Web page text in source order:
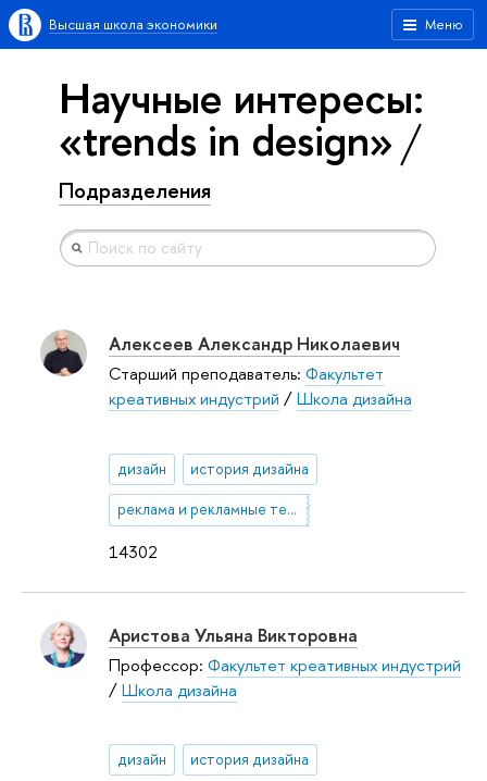
Меню
Высшая школа экономики
Научные интересы:
«trends in design»
Подразделения
14302
Алексеев Александр Николаевич
Старший преподаватель: Факультет
креативных индустрий /Школа дизайна
дизайн история дизайна
реклама и рекламные технологии
Аристова Ульяна Викторовна
Профессор: Факультет креативных индустрий
/Школа дизайна
дизайн история дизайна